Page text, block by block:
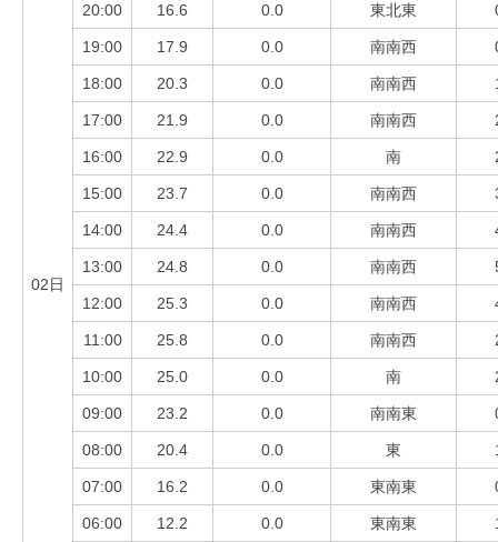
02日
20:00 16.6 0.0 東北東
19:00 17.9 0.0 南南西
18:00 20.3 0.0 南南西
17:00 21.9 0.0 南南西
16:00 22.9 0.0 南
15:00 23.7 0.0 南南西
14:00 24.4 0.0 南南西
13:00 24.8 0.0 南南西
12:00 25.3 0.0 南南西
11:00 25.8 0.0 南南西
10:00 25.0 0.0 南
09:00 23.2 0.0 南南東
08:00 20.4 0.0 東
07:00 16.2 0.0 東南東
06:00 12.2 0.0 東南東